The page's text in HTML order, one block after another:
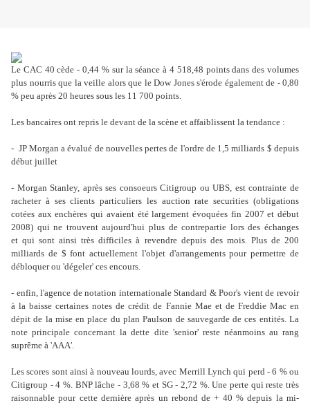
Le CAC 40 cède - 0,44 % sur la séance à 4 518,48 points dans des volumes
plus nourris que la veille alors que le Dow Jones s'érode également de - 0,80
% peu après 20 heures sous les 11 700 points.
Les bancaires ont repris le devant de la scène et affaiblissent la tendance :
- JP Morgan a évalué de nouvelles pertes de l'ordre de 1,5 milliards $ depuis
début juillet
- Morgan Stanley, après ses consoeurs Citigroup ou UBS, est contrainte de
racheter à ses clients particuliers les auction rate securities (obligations
cotées aux enchères qui avaient été largement évoquées fin 2007 et début
2008) qui ne trouvent aujourd'hui plus de contrepartie lors des échanges
et qui sont ainsi très difficiles à revendre depuis des mois. Plus de 200
milliards de $ font actuellement l'objet d'arrangements pour permettre de
débloquer ou 'dégeler' ces encours.
- enfin, l'agence de notation internationale Standard & Poor's vient de revoir
à la baisse certaines notes de crédit de Fannie Mae et de Freddie Mac en
dépit de la mise en place du plan Paulson de sauvegarde de ces entités. La
note principale concernant la dette dite 'senior' reste néanmoins au rang
suprême à 'AAA'.
Les scores sont ainsi à nouveau lourds, avec Merrill Lynch qui perd - 6 % ou
Citigroup - 4 %. BNP lâche - 3,68 % et SG - 2,72 %. Une perte qui reste très
raisonnable pour cette dernière après un rebond de + 40 % depuis la mi-